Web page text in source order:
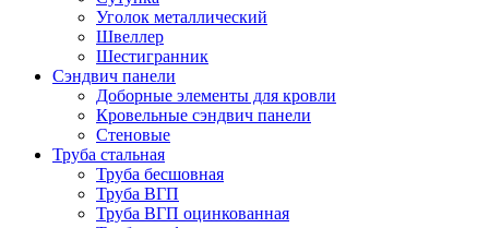
Уголок металлический
Швеллер
Шестигранник
Сэндвич панели
Доборные элементы для кровли
Кровельные сэндвич панели
Стеновые
Труба стальная
Труба бесшовная
Труба ВГП
Труба ВГП оцинкованная